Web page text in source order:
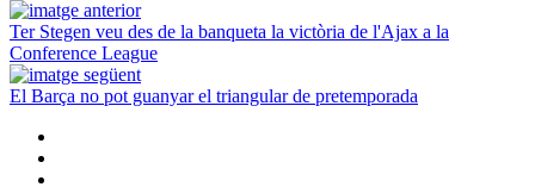
Ter Stegen veu des de la banqueta la victòria de l'Ajax a la
Conference League
El Barça no pot guanyar el triangular de pretemporada